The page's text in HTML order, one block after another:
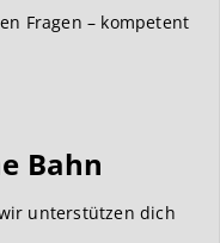
Fragen – kompetent
Bahn
unterstützen dich